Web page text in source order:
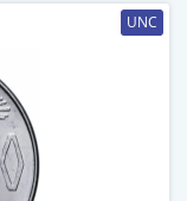
UNC